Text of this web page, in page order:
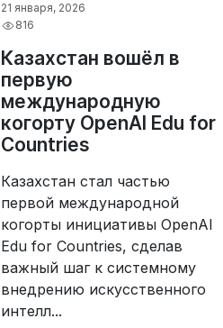
21 января, 2026
816
Казахстан вошёл в
первую
международную
когорту OpenAI Edu for
Countries
Казахстан стал частью
первой международной
когорты инициативы OpenAI
Edu for Countries, сделав
важный шаг к системному
внедрению искусственного
интелл...